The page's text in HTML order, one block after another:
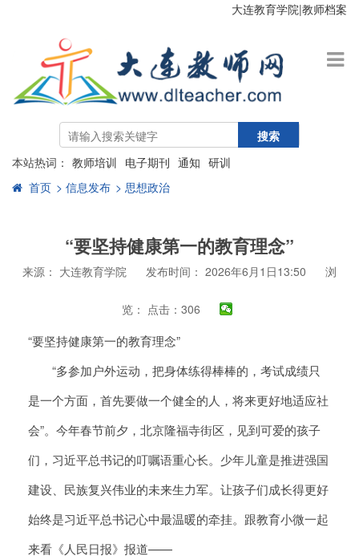
大连教育学院|教师档案
搜索
本站热词： 教师培训 电子期刊 通知 研训
首页 > 信息发布 > 思想政治
“要坚持健康第一的教育理念”
来源： 大连教育学院 发布时间： 2026年6月1日13:50 浏
览： 点击：306
“要坚持健康第一的教育理念”
“多参加户外运动，把身体练得棒棒的，考试成绩只
是一个方面，首先要做一个健全的人，将来更好地适应社
会”。今年春节前夕，北京隆福寺街区，见到可爱的孩子
们，习近平总书记的叮嘱语重心长。少年儿童是推进强国
建设、民族复兴伟业的未来生力军。让孩子们成长得更好
始终是习近平总书记心中最温暖的牵挂。跟教育小微一起
来看《人民日报》报道——